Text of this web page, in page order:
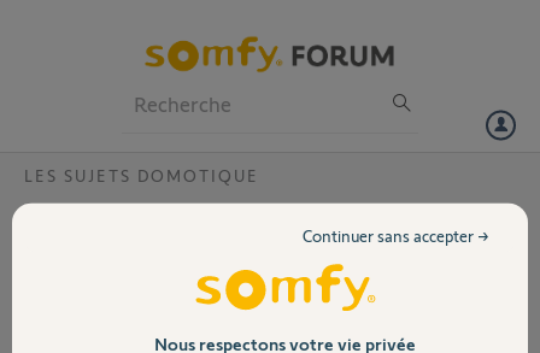
Volet
LES SUJETS DOMOTIQUE
Migré tahoma V2 vers Switch
Je viens d'acquérir une Tahoma Switch que j'ai activé avec une
Nous respectons votre vie privée
Continuer sans accepter →